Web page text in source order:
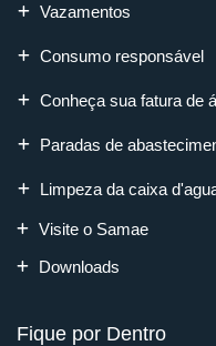
Vazamentos
Consumo responsável
Conheça sua fatura de
Paradas de
Limpeza da caixa
Visite o Samae
Downloads
Fique por Dentro